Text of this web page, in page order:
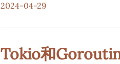
2024-04-29
Tokio和